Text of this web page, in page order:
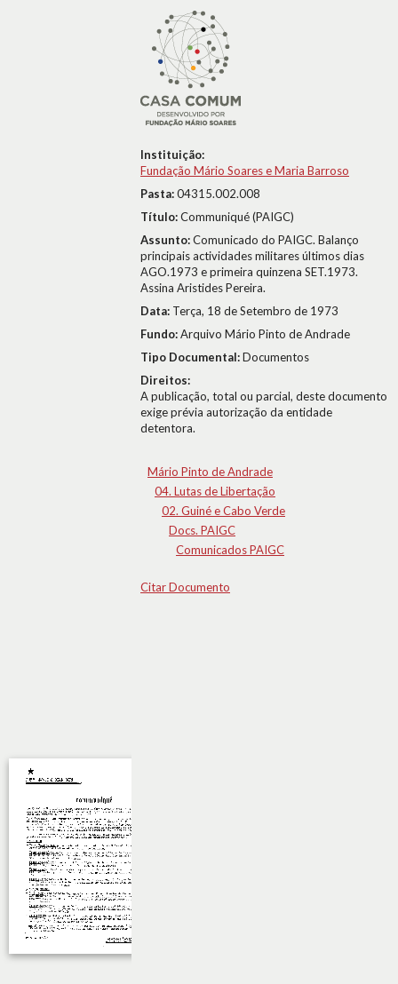
Instituição:
Fundação Mário Soares e Maria Barroso
Pasta:04315.002.008
Título:Communiqué (PAIGC)
Assunto:Comunicado do PAIGC. Balanço
principais actividades militares últimos dias
AGO.1973 e primeira quinzena SET.1973.
Assina Aristides Pereira.
Data: Terça, 18 de Setembro de 1973
Fundo:Arquivo Mário Pinto de Andrade
Tipo Documental:Documentos
Direitos:
A publicação, total ou parcial, deste documento
exige prévia autorização da entidade
detentora.
Mário Pinto de Andrade
04. Lutas de Libertação
02. Guiné e Cabo Verde
Docs. PAIGC
Comunicados PAIGC
Citar Documento